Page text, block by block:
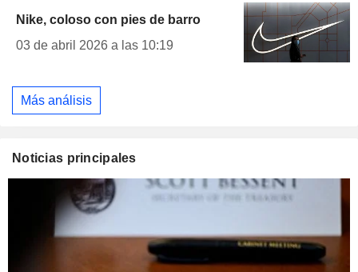
Nike, coloso con pies de barro
03 de abril 2026 a las 10:19
Más análisis
Noticias principales